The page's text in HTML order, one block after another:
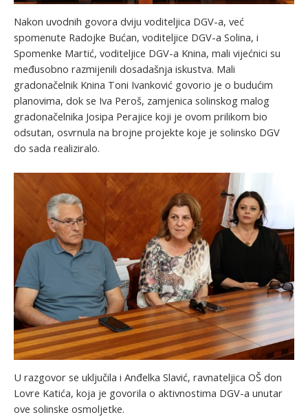
Nakon uvodnih govora dviju voditeljica DGV-a, već
spomenute Radojke Bućan, voditeljice DGV-a Solina, i
Spomenke Martić, voditeljice DGV-a Knina, mali vijećnici su
međusobno razmijenili dosadašnja iskustva. Mali
gradonačelnik Knina Toni Ivanković govorio je o budućim
planovima, dok se Iva Peroš, zamjenica solinskog malog
gradonačelnika Josipa Perajice koji je ovom prilikom bio
odsutan, osvrnula na brojne projekte koje je solinsko DGV
do sada realiziralo.
U razgovor se uključila i Anđelka Slavić, ravnateljica OŠ don
Lovre Katića, koja je govorila o aktivnostima DGV-a unutar
ove solinske osmoljetke.